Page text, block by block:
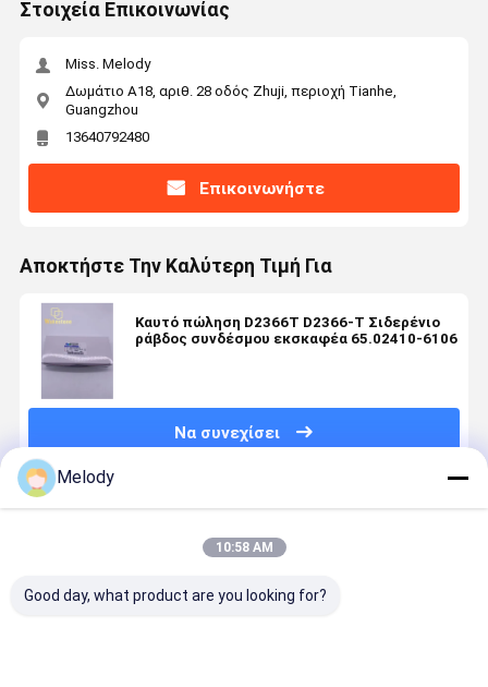
Στοιχεία Επικοινωνίας
Miss. Melody
Δωμάτιο Α18, αριθ. 28 οδός Zhuji, περιοχή Tianhe,
Guangzhou
13640792480
Επικοινωνήστε
Αποκτήστε Την Καλύτερη Τιμή Για
Καυτό πώληση D2366T D2366-T Σιδερένιο
ράβδος συνδέσμου εκσκαφέα 65.02410-6106
Να συνεχίσει
Συνιστώμενα Προϊόντα
Melody
10:58 AM
Good day, what product are you looking for?